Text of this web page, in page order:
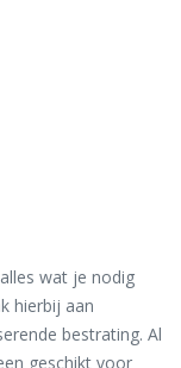
wat je nodig
hierbij aan
bestrating. Al
geschikt voor